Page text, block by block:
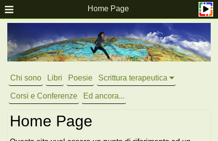
Home Page
Chi sono Libri Poesie Scrittura terapeutica
Corsi e Conferenze Ed ancora...
Home Page